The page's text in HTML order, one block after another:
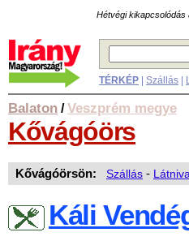
Hétvégi kikapcsolódás
TÉRKÉP Szállás
Balaton /Veszprém megye
Kővágóörs
Kővágóörsön: Szállás -
Káli